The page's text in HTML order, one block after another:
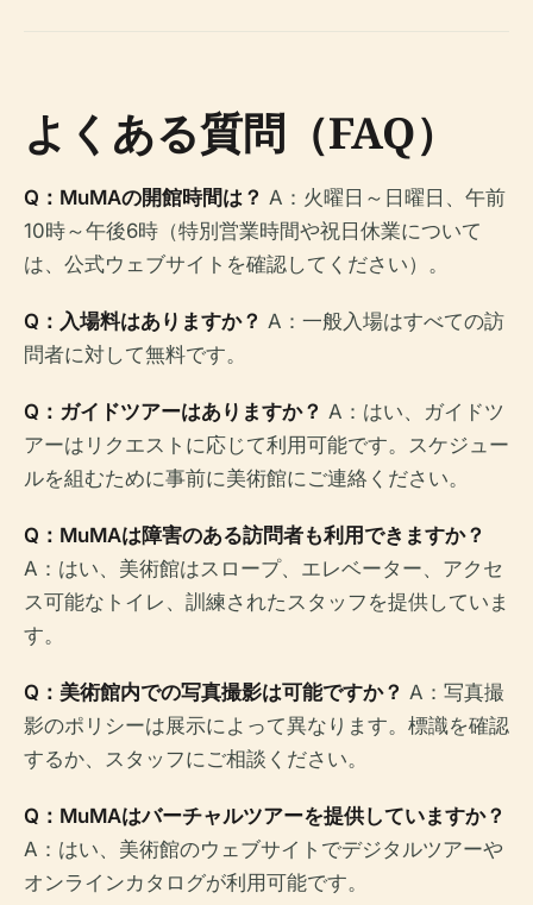
よくある質問（FAQ）
Q：MuMAの開館時間は？ A：火曜日～日曜日、午前
10時～午後6時（特別営業時間や祝日休業について
は、公式ウェブサイトを確認してください）。
Q：入場料はありますか？ A：一般入場はすべての訪
問者に対して無料です。
Q：ガイドツアーはありますか？ A：はい、ガイドツ
アーはリクエストに応じて利用可能です。スケジュー
ルを組むために事前に美術館にご連絡ください。
Q：MuMAは障害のある訪問者も利用できますか？
A：はい、美術館はスロープ、エレベーター、アクセ
ス可能なトイレ、訓練されたスタッフを提供していま
す。
Q：美術館内での写真撮影は可能ですか？ A：写真撮
影のポリシーは展示によって異なります。標識を確認
するか、スタッフにご相談ください。
Q：MuMAはバーチャルツアーを提供していますか？
A：はい、美術館のウェブサイトでデジタルツアーや
オンラインカタログが利用可能です。